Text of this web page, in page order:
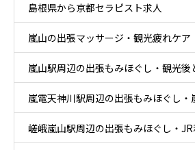
島根県から京都セラピスト求人
嵐山の出張マッサージ・観光疲れケア
嵐山駅周辺の出張もみほぐし・観光後
嵐電天神川駅周辺の出張もみほぐし・
ア
嵯峨嵐山駅周辺の出張もみほぐし・